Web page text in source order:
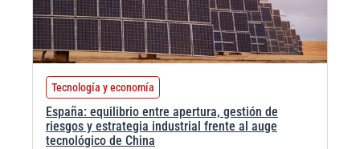
Tecnología y economía
España: equilibrio entre apertura, gestión de
riesgos y estrategia industrial frente al auge
tecnológico de China